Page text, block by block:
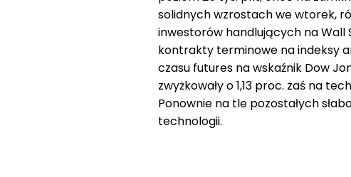
solidnych wzrostach we wtorek,
inwestorów handlujących na Wall
kontrakty terminowe na indeksy
czasu futures na wskaźnik Dow
zwyżkowały o 1,13 proc. zaś na
Ponownie na tle pozostałych
technologii.